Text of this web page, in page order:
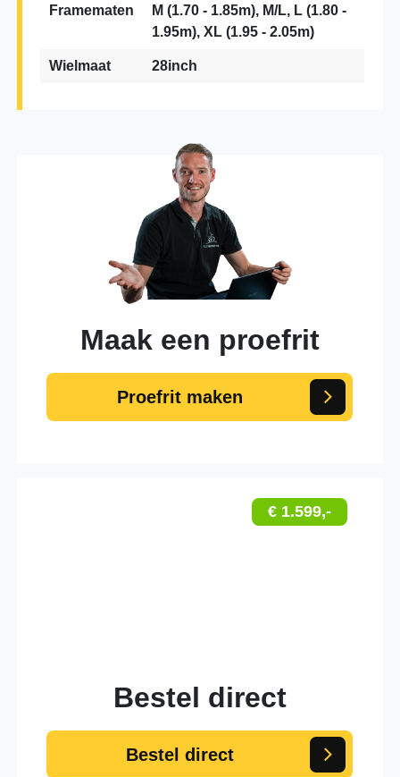
Framematen
M (1.70 - 1.85m), M/L, L (1.80 -
1.95m), XL (1.95 - 2.05m)
Wielmaat 28inch
Maak een proefrit
Proefrit maken
€ 1.599,-
Bestel direct
Bestel direct